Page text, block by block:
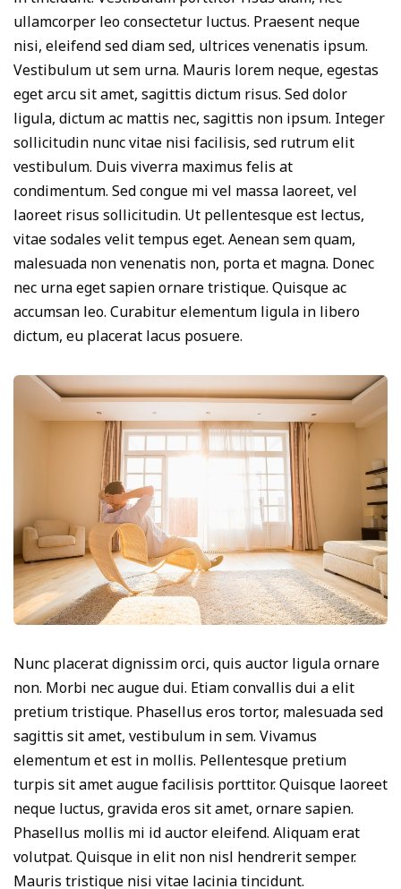
ullamcorper leo consectetur luctus. Praesent neque
nisi, eleifend sed diam sed, ultrices venenatis ipsum.
Vestibulum ut sem urna. Mauris lorem neque, egestas
eget arcu sit amet, sagittis dictum risus. Sed dolor
ligula, dictum ac mattis nec, sagittis non ipsum. Integer
sollicitudin nunc vitae nisi facilisis, sed rutrum elit
vestibulum. Duis viverra maximus felis at
condimentum. Sed congue mi vel massa laoreet, vel
laoreet risus sollicitudin. Ut pellentesque est lectus,
vitae sodales velit tempus eget. Aenean sem quam,
malesuada non venenatis non, porta et magna. Donec
nec urna eget sapien ornare tristique. Quisque ac
accumsan leo. Curabitur elementum ligula in libero
dictum, eu placerat lacus posuere.
Nunc placerat dignissim orci, quis auctor ligula ornare
non. Morbi nec augue dui. Etiam convallis dui a elit
pretium tristique. Phasellus eros tortor, malesuada sed
sagittis sit amet, vestibulum in sem. Vivamus
elementum et est in mollis. Pellentesque pretium
turpis sit amet augue facilisis porttitor. Quisque laoreet
neque luctus, gravida eros sit amet, ornare sapien.
Phasellus mollis mi id auctor eleifend. Aliquam erat
volutpat. Quisque in elit non nisl hendrerit semper.
Mauris tristique nisi vitae lacinia tincidunt.